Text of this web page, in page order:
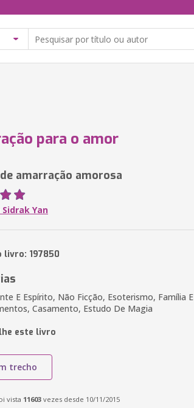
para o amor
amarração amorosa
Yan
livro: 197850
E Espírito, Não Ficção, Esoterismo, Família E
Casamento, Estudo De Magia
este livro
trecho
vista 11603 vezes desde 10/11/2015